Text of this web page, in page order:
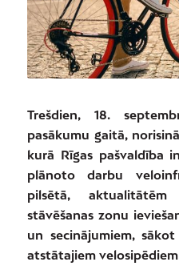
Trešdien, 18.
pasākumu gaitā,
kurā Rīgas pašvaldība
plānoto darbu
pilsētā,
stāvēšanas zonu
un secinājumiem,
atstātajiem